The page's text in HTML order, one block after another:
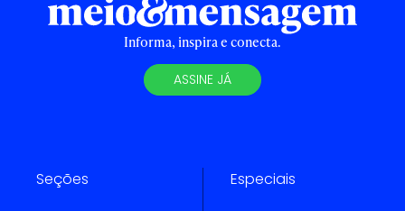
Informa, inspira e conecta.
ASSINE JÁ
Seções Especiais